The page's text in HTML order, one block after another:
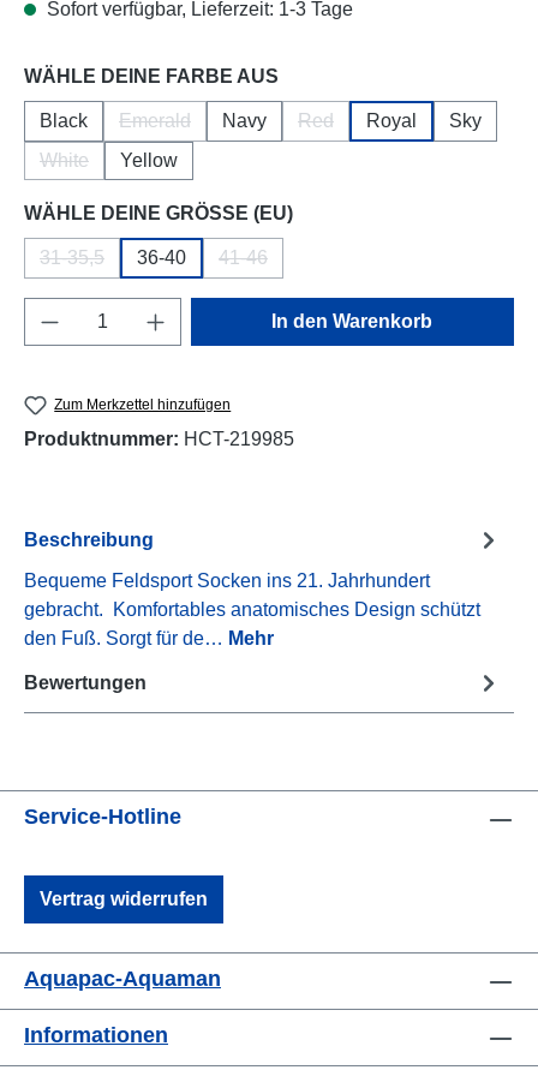
Sofort verfügbar, Lieferzeit: 1-3 Tage
WÄHLE DEINE FARBE AUS
Black Emerald
(Diese Option ist zurzeit nicht verfügbar.)
Navy Red
(Diese Option ist zurzeit
Royal
Sky
White
(Diese Option ist zurzeit nicht verfügbar.)
Yellow
WÄHLE DEINE GRÖSSE (EU)auswählen
31-35,5
(Diese Option ist zurzeit nicht verfügbar.)
36-40 41-46
Produkt Anzahl: Gib den gewünschten
In den Warenkorb
Zum Merkzettel hinzufügen
Produktnummer: HCT-219985
Beschreibung
Bequeme Feldsport Socken ins 21. Jahrhundert
gebracht. Komfortables anatomisches Design schützt
den Fuß. Sorgt für de… Mehr
Bewertungen
Service-Hotline
Vertrag widerrufen
Aquapac-Aquaman
Informationen